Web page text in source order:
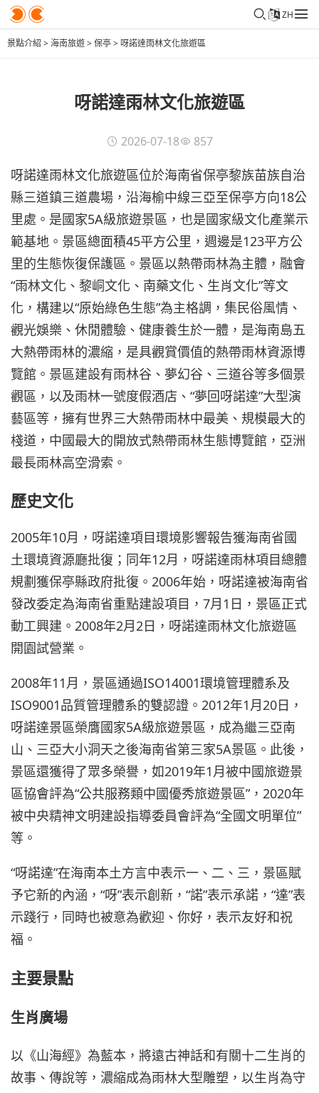
ZH
景點介紹 >海南旅遊>保亭>呀諾達雨林文化旅遊區
呀諾達雨林文化旅遊區
2026-07-18 857
呀諾達雨林文化旅遊區位於海南省保亭黎族苗族自治
縣三道鎮三道農場，沿海榆中線三亞至保亭方向18公
里處。是國家5A級旅遊景區，也是國家級文化產業示
範基地。景區總面積45平方公里，週邊是123平方公
里的生態恢復保護區。景區以熱帶雨林為主體，融會
“雨林文化、黎峒文化、南藥文化、生肖文化”等文
化，構建以“原始綠色生態”為主格調，集民俗風情、
觀光娛樂、休閒體驗、健康養生於一體，是海南島五
大熱帶雨林的濃縮，是具觀賞價值的熱帶雨林資源博
覽館。景區建設有雨林谷、夢幻谷、三道谷等多個景
觀區，以及雨林一號度假酒店、“夢回呀諾達”大型演
藝區等，擁有世界三大熱帶雨林中最美、規模最大的
棧道，中國最大的開放式熱帶雨林生態博覽館，亞洲
最長雨林高空滑索。
歷史文化
2005年10月，呀諾達項目環境影響報告獲海南省國
土環境資源廳批復；同年12月，呀諾達雨林項目總體
規劃獲保亭縣政府批復。2006年始，呀諾達被海南省
發改委定為海南省重點建設項目，7月1日，景區正式
動工興建。2008年2月2日，呀諾達雨林文化旅遊區
開園試營業。
2008年11月，景區通過ISO14001環境管理體系及
ISO9001品質管理體系的雙認證。2012年1月20日，
呀諾達景區榮膺國家5A級旅遊景區，成為繼三亞南
山、三亞大小洞天之後海南省第三家5A景區。此後，
景區還獲得了眾多榮譽，如2019年1月被中國旅遊景
區協會評為“公共服務類中國優秀旅遊景區”，2020年
被中央精神文明建設指導委員會評為“全國文明單位”
等。
“呀諾達”在海南本土方言中表示一、二、三，景區賦
予它新的內涵，“呀”表示創新，“諾”表示承諾，“達”表
示踐行，同時也被意為歡迎、你好，表示友好和祝
福。
主要景點
生肖廣場
以《山海經》為藍本，將遠古神話和有關十二生肖的
故事、傳說等，濃縮成為雨林大型雕塑，以生肖為守